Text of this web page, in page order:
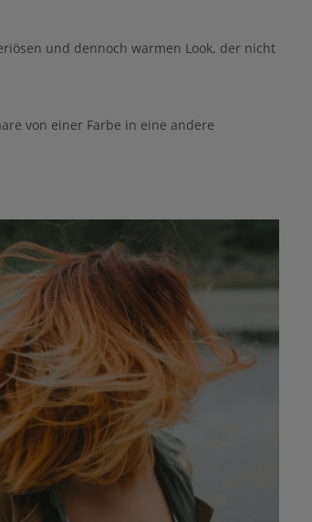
und dennoch warmen Look, der nicht
von einer Farbe in eine andere